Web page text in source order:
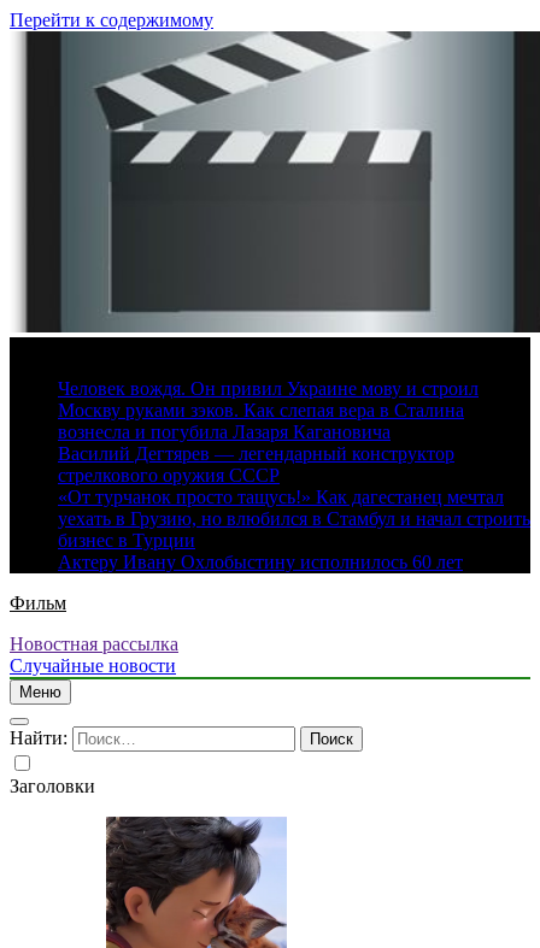
Перейти к содержимому
Человек вождя. Он привил Украине мову и строил
Москву руками зэков. Как слепая вера в Сталина
вознесла и погубила Лазаря Кагановича
Василий Дегтярев — легендарный конструктор
стрелкового оружия СССР
«От турчанок просто тащусь!» Как дагестанец мечтал
уехать в Грузию, но влюбился в Стамбул и начал строить
бизнес в Турции
Актеру Ивану Охлобыстину исполнилось 60 лет
Фильм
Новостная рассылка
Случайные новости
Меню
Найти:
Заголовки